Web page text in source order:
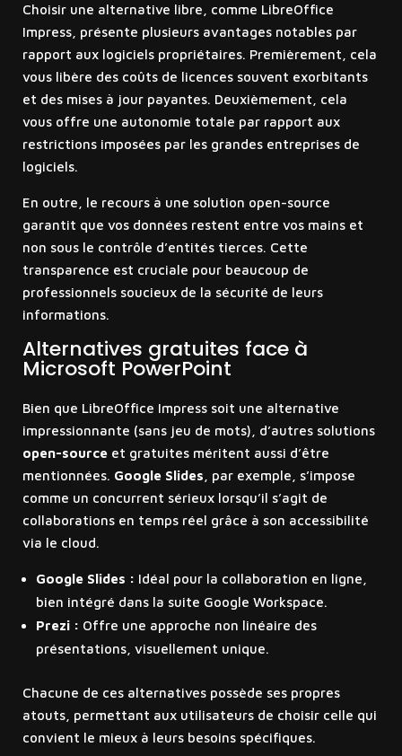
Choisir une alternative libre, comme LibreOffice
Impress, présente plusieurs avantages notables par
rapport aux logiciels propriétaires. Premièrement, cela
vous libère des coûts de licences souvent exorbitants
et des mises à jour payantes. Deuxièmement, cela
vous offre une autonomie totale par rapport aux
restrictions imposées par les grandes entreprises de
logiciels.
En outre, le recours à une solution open-source
garantit que vos données restent entre vos mains et
non sous le contrôle d’entités tierces. Cette
transparence est cruciale pour beaucoup de
professionnels soucieux de la sécurité de leurs
informations.
Alternatives gratuites face à
Microsoft PowerPoint
Bien que LibreOffice Impress soit une alternative
impressionnante (sans jeu de mots), d’autres solutions
open-sourceet gratuites méritent aussi d’être
mentionnées. Google Slides , par exemple, s’impose
comme un concurrent sérieux lorsqu’il s’agit de
collaborations en temps réel grâce à son accessibilité
via le cloud.
Google Slides : Idéal pour la collaboration en ligne,
bien intégré dans la suite Google Workspace.
Prezi : Offre une approche non linéaire des
présentations, visuellement unique.
Chacune de ces alternatives possède ses propres
atouts, permettant aux utilisateurs de choisir celle qui
convient le mieux à leurs besoins spécifiques.